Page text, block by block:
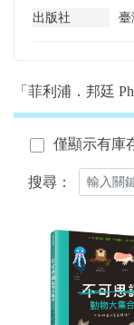
出版社 臺
「菲利浦．邦廷
僅顯示有庫
搜尋：